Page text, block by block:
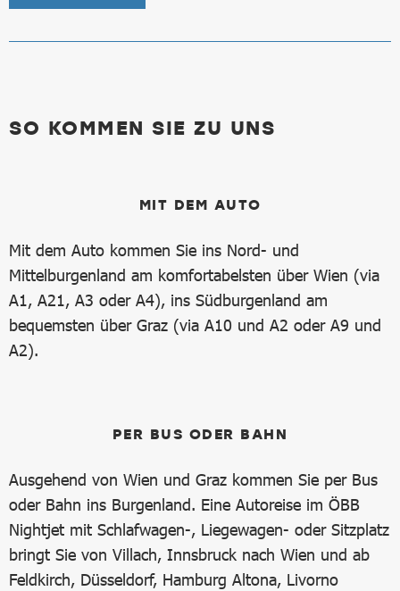
SO KOMMEN SIE ZU UNS
MIT DEM AUTO
Mit dem Auto kommen Sie ins Nord- und
Mittelburgenland am komfortabelsten über Wien (via
A1, A21, A3 oder A4), ins Südburgenland am
bequemsten über Graz (via A10 und A2 oder A9 und
A2).
PER BUS ODER BAHN
Ausgehend von Wien und Graz kommen Sie per Bus
oder Bahn ins Burgenland. Eine Autoreise im ÖBB
Nightjet mit Schlafwagen-, Liegewagen- oder Sitzplatz
bringt Sie von Villach, Innsbruck nach Wien und ab
Feldkirch, Düsseldorf, Hamburg Altona, Livorno